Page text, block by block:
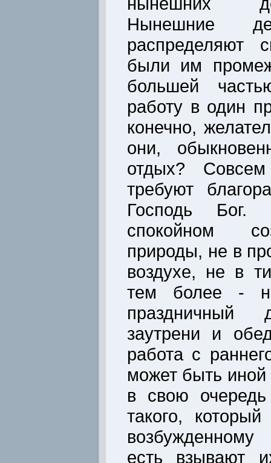
Нынешние
распределяют
были им
большей
работу в один
конечно,
они,
отдых?
требуют
Господь
спокойном
природы, не в
воздухе, не в
тем более -
заутрени и
работа с
может быть
в свою
такого,
есть взывают